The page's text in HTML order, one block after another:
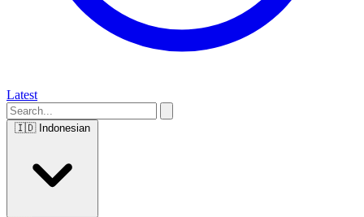
Latest
🇮🇩 Indonesian